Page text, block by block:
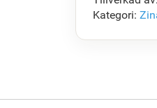
1 457.77kr
Kategori: